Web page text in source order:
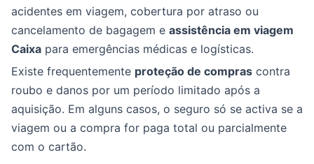
acidentes em viagem, cobertura por atraso ou
cancelamento de bagagem e assistência em viagem
Caixa para emergências médicas e logísticas.
Existe frequentemente proteção de compras contra
roubo e danos por um período limitado após a
aquisição. Em alguns casos, o seguro só se activa se a
viagem ou a compra for paga total ou parcialmente
com o cartão.